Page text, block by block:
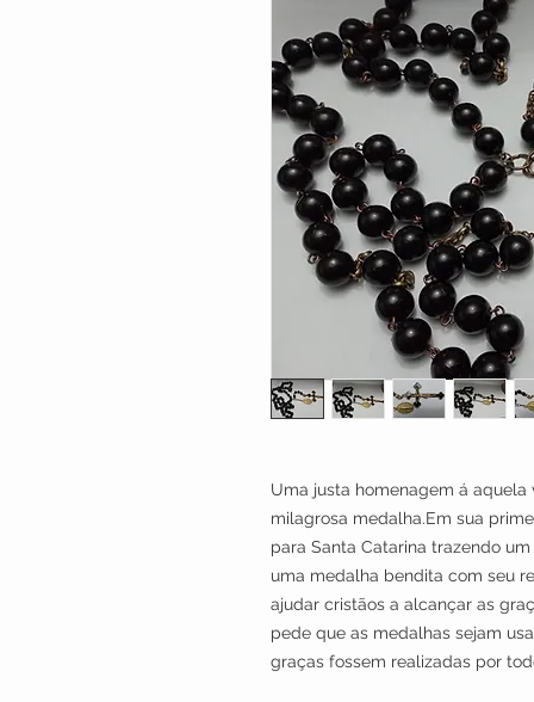
Uma justa homenagem á
milagrosa medalha.Em sua
para Santa Catarina trazendo
uma medalha bendita com seu
ajudar cristãos a alcançar as
pede que as medalhas sejam
graças fossem realizadas por